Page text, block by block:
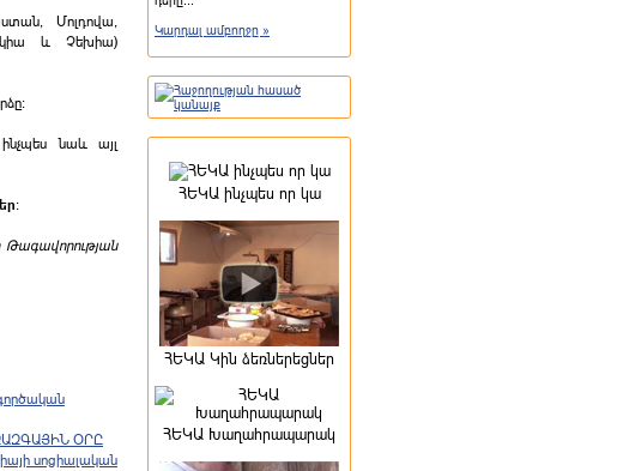
Մոլդովա,
և Չեխիա)
նաև այլ
։
Թագավորության
ՕՐԸ
սոցիալական
Կարդալ ամբողջը »
ՀԵԿԱ ինչպես որ կա
ՀԵԿԱ Կին ձեռներեցներ
ՀԵԿԱ Խաղահրապարակ